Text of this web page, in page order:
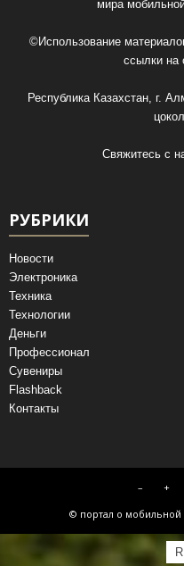
мира
©Использование
ссылки на
Республика Казахстан, г.
Свяжитесь с
РУБРИКИ
Новости
Электроника
Техника
Технологии
Деньги
Профессионал
Сувениры
Flashback
Контакты
– +
© портал о мобильной